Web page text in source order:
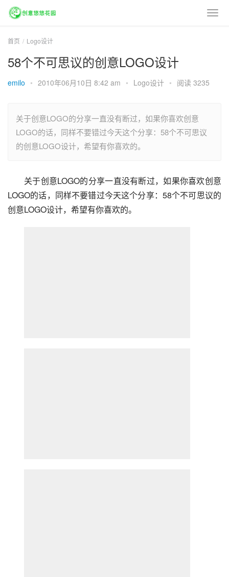
首页 Logo设计
58个不可思议的创意LOGO设计
emilo • 2010年06月10日 8:42 am • Logo设计 • 阅读 3235
关于创意LOGO的分享一直没有断过，如果你喜欢创意
LOGO的话，同样不要错过今天这个分享：58个不可思议
的创意LOGO设计，希望有你喜欢的。
关于创意LOGO的分享一直没有断过，如果你喜欢创意
LOGO的话，同样不要错过今天这个分享：58个不可思议的
创意LOGO设计，希望有你喜欢的。